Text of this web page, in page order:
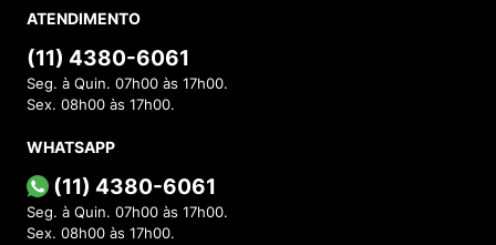
ATENDIMENTO
(11) 4380-6061
Seg. à Quin. 07h00 às 17h00.
Sex. 08h00 às 17h00.
WHATSAPP
(11) 4380-6061
Seg. à Quin. 07h00 às 17h00.
Sex. 08h00 às 17h00.